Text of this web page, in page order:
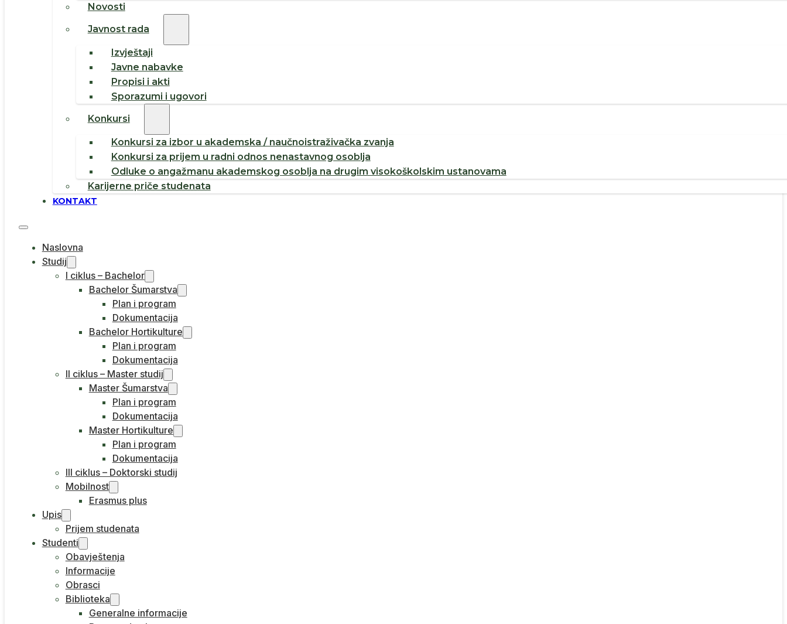
Novosti
Javnost rada
Izvještaji
Javne nabavke
Propisi i akti
Sporazumi i ugovori
Konkursi
Konkursi za izbor u akademska / naučnoistraživačka zvanja
Konkursi za prijem u radni odnos nenastavnog osoblja
Odluke o angažmanu akademskog osoblja na drugim visokoškolskim ustanovama
Karijerne priče studenata
KONTAKT
Naslovna
Studij
I ciklus – Bachelor
Bachelor Šumarstva
Plan i program
Dokumentacija
Bachelor Hortikulture
Plan i program
Dokumentacija
II ciklus – Master studij
Master Šumarstva
Plan i program
Dokumentacija
Master Hortikulture
Plan i program
Dokumentacija
III ciklus – Doktorski studij
Mobilnost
Erasmus plus
Upis
Prijem studenata
Studenti
Obavještenja
Informacije
Obrasci
Biblioteka
Generalne informacije